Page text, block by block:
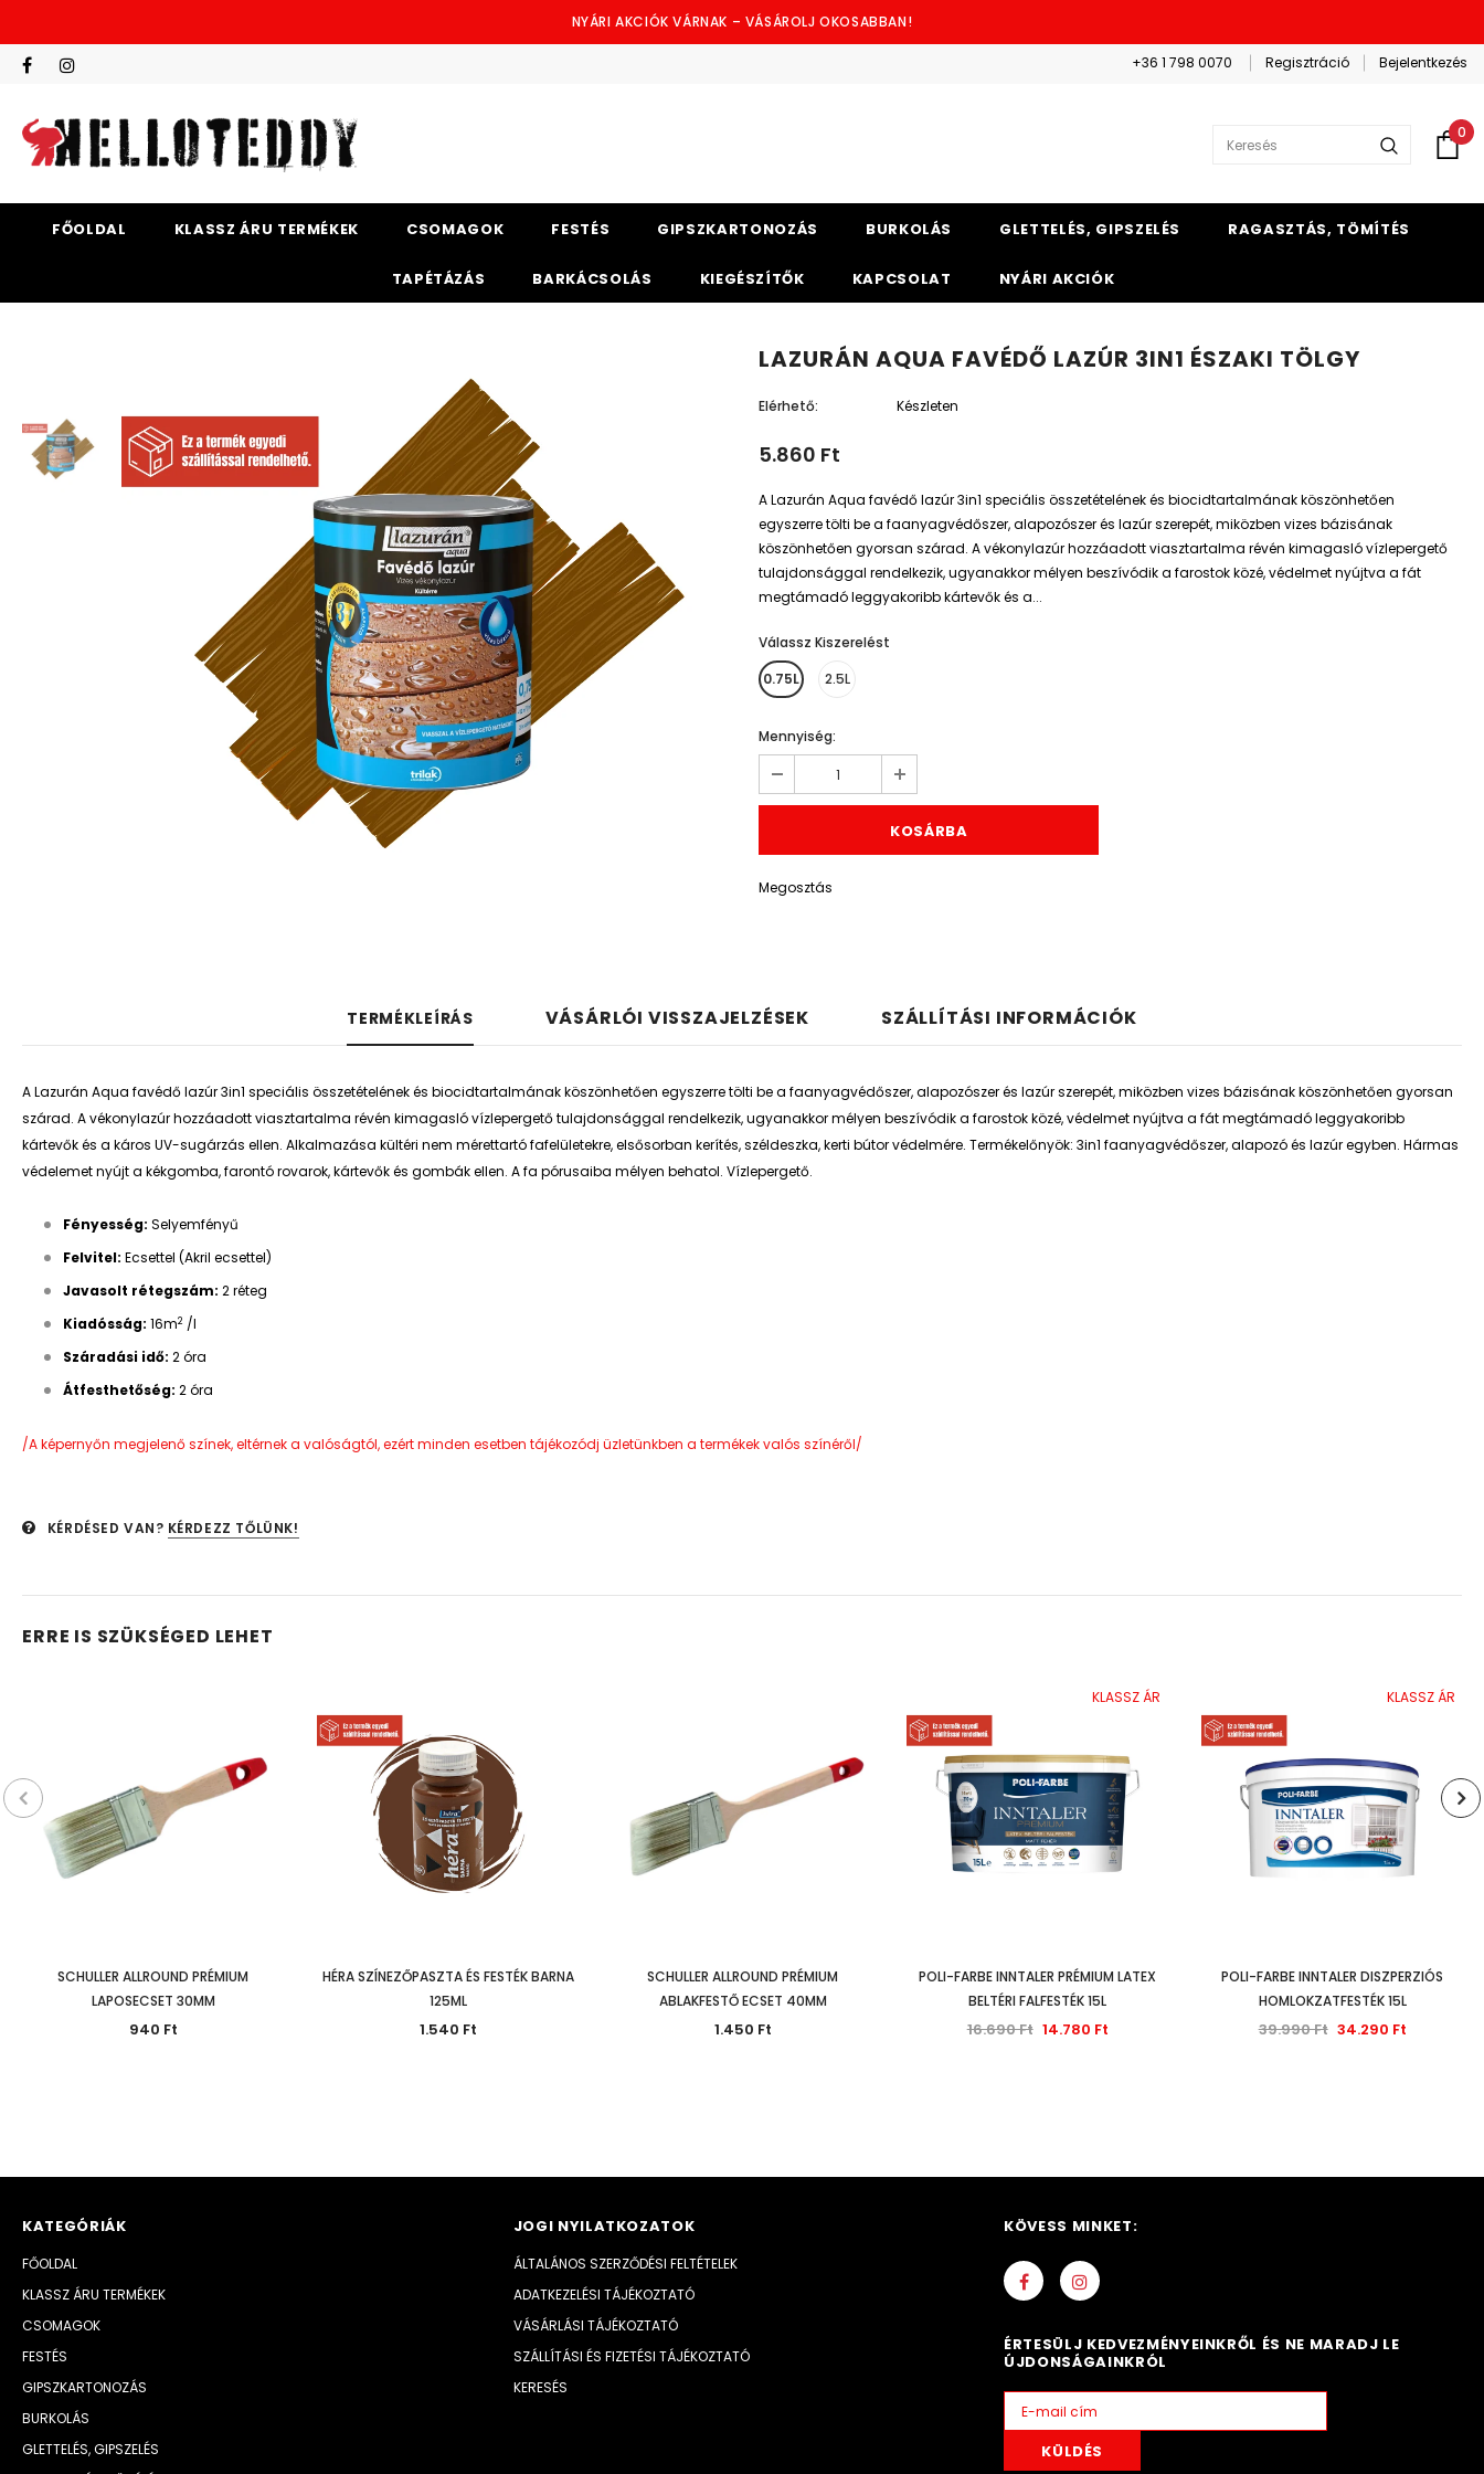
NYÁRI AKCIÓK VÁRNAK – VÁSÁROLJ OKOSABBAN!
+36 1 798 0070 Regisztráció Bejelentkezés
0
FŐOLDAL KLASSZ ÁRU TERMÉKEK CSOMAGOK FESTÉS GIPSZKARTONOZÁS BURKOLÁS GLETTELÉS, GIPSZELÉS RAGASZTÁS, TÖMÍTÉS
TAPÉTÁZÁS BARKÁCSOLÁS KIEGÉSZÍTŐK KAPCSOLAT NYÁRI AKCIÓK
LAZURÁN AQUA FAVÉDŐ LAZÚR 3IN1 ÉSZAKI TÖLGY
Elérhető: Készleten
5.860 Ft
A Lazurán Aqua favédő lazúr 3in1 speciális összetételének és biocidtartalmának köszönhetően
egyszerre tölti be a faanyagvédőszer, alapozószer és lazúr szerepét, miközben vizes bázisának
köszönhetően gyorsan szárad. A vékonylazúr hozzáadott viasztartalma révén kimagasló vízlepergető
tulajdonsággal rendelkezik, ugyanakkor mélyen beszívódik a farostok közé, védelmet nyújtva a fát
megtámadó leggyakoribb kártevők és a...
Válassz Kiszerelést
0.75L
2.5L
Mennyiség:
Megosztás
TERMÉKLEÍRÁS VÁSÁRLÓI VISSZAJELZÉSEK SZÁLLÍTÁSI INFORMÁCIÓK
A Lazurán Aqua favédő lazúr 3in1 speciális összetételének és biocidtartalmának köszönhetően egyszerre tölti be a faanyagvédőszer, alapozószer és lazúr szerepét, miközben vizes bázisának köszönhetően gyorsan
szárad. A vékonylazúr hozzáadott viasztartalma révén kimagasló vízlepergető tulajdonsággal rendelkezik, ugyanakkor mélyen beszívódik a farostok közé, védelmet nyújtva a fát megtámadó leggyakoribb
kártevők és a káros UV-sugárzás ellen. Alkalmazása kültéri nem mérettartó fafelületekre, elsősorban kerítés, széldeszka, kerti bútor védelmére. Termékelőnyök:3in1 faanyagvédőszer, alapozó és lazúr egyben. Hármas
védelemet nyújt a kékgomba, farontó rovarok, kártevők és gombák ellen. A fa pórusaiba mélyen behatol. Vízlepergető.
Fényesség:Selyemfényű
Felvitel: Ecsettel (Akril ecsettel)
Javasolt rétegszám:2 réteg
Kiadósság: 16m2 /l
Száradási idő:2 óra
Átfesthetőség: 2 óra
/A képernyőn megjelenő színek, eltérnek a valóságtól, ezért minden esetben tájékozódj üzletünkben a termékek valós színéről/
KÉRDÉSED VAN? KÉRDEZZ TŐLÜNK!
ERRE IS SZÜKSÉGED LEHET
SCHULLER ALLROUND PRÉMIUM
LAPOSECSET 30MM
940 Ft
HÉRA SZÍNEZŐPASZTA ÉS FESTÉK BARNA
125ML
1.540 Ft
SCHULLER ALLROUND PRÉMIUM
ABLAKFESTŐ ECSET 40MM
1.450 Ft
KLASSZ ÁR
POLI-FARBE INNTALER PRÉMIUM LATEX
BELTÉRI FALFESTÉK 15L
16.690 Ft 14.780 Ft
KLASSZ ÁR
POLI-FARBE INNTALER DISZPERZIÓS
HOMLOKZATFESTÉK 15L
39.990 Ft 34.290 Ft
KATEGÓRIÁK
FŐOLDAL
KLASSZ ÁRU TERMÉKEK
CSOMAGOK
FESTÉS
GIPSZKARTONOZÁS
BURKOLÁS
GLETTELÉS, GIPSZELÉS
JOGI NYILATKOZATOK
ÁLTALÁNOS SZERZŐDÉSI FELTÉTELEK
ADATKEZELÉSI TÁJÉKOZTATÓ
VÁSÁRLÁSI TÁJÉKOZTATÓ
SZÁLLÍTÁSI ÉS FIZETÉSI TÁJÉKOZTATÓ
KERESÉS
KÖVESS MINKET:
ÉRTESÜLJ KEDVEZMÉNYEINKRŐL ÉS NE MARADJ LE
ÚJDONSÁGAINKRÓL